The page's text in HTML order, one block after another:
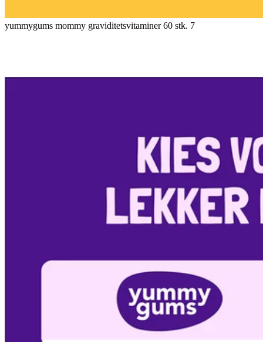
yummygums mommy graviditetsvitaminer 60 stk. 7